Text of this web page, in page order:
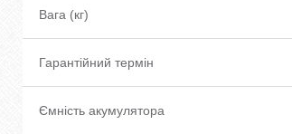
Вага (кг)
Гарантійний термін
Ємність акумулятора